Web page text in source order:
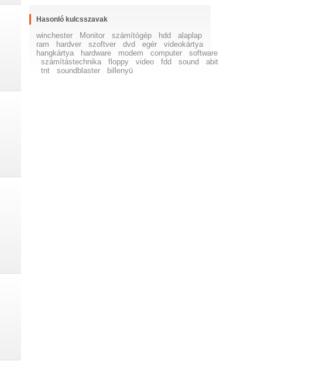
Hasonló kulcsszavak
winchester Monitor számítógép hdd
alaplap
ram
hardver szoftver dvd egér
videokártya
hangkártya
hardware modem computer
software
számítástechnika
floppy video fdd sound
abit
tnt
soundblaster billenyü